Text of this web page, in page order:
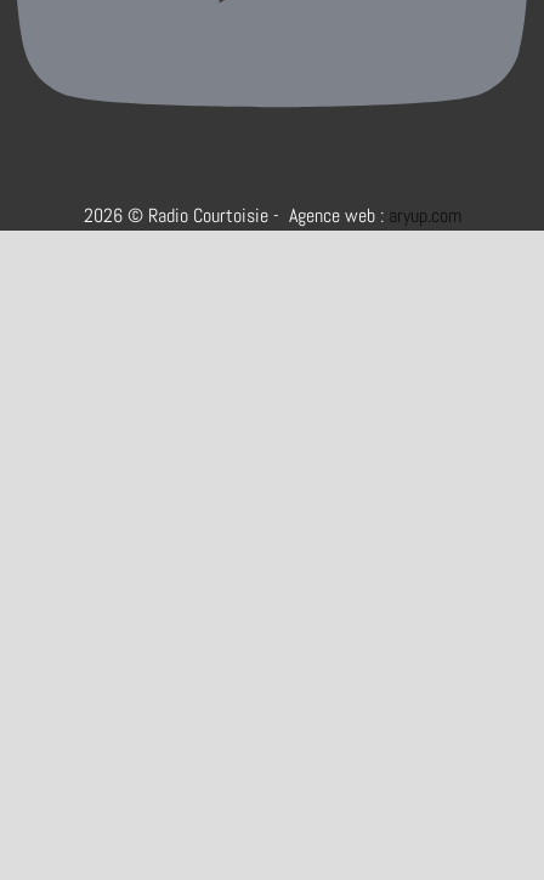
2026 © Radio Courtoisie - Agence web : aryup.com